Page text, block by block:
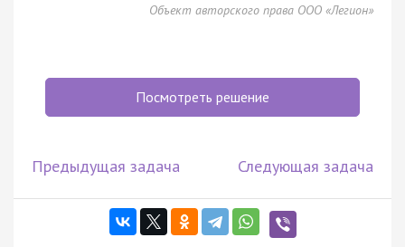
Объект авторского права ООО «Легион»
Посмотреть решение
Предыдущая задача Следующая задача